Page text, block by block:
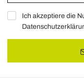
Ich akzeptiere die